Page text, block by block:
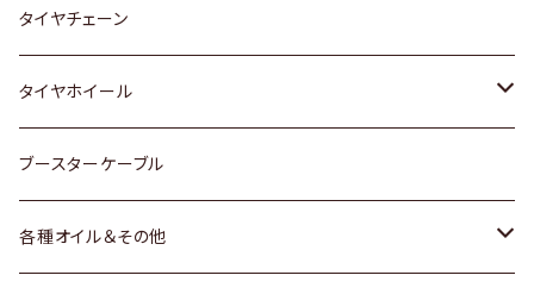
三菱
スバル
レクサス
マツダ
三菱
スバル
いすゞ
ダイハツ
マツダ
三菱
日産
ダイハツ
スバル
スズキ
日産
ダイハツ
マツダ
スズキ
日産
ダイハツ
マツダ
トヨタ
マツダ
タイヤチェーン
タイヤホイール
トヨタ
ホンダ
ブースターケーブル
各種オイル＆その他